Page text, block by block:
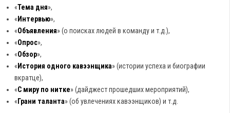
«Тема дня»,
« Интервью»,
«Объявления» (о поисках людей в команду и т.д.),
«Опрос»,
«Обзор»,
« История одного кавээнщика» (истории успеха и биографии
вкратце),
«С миру по нитке» (дайджест прошедших мероприятий),
« Грани таланта» (об увлечениях кавээнщиков) и т.д.